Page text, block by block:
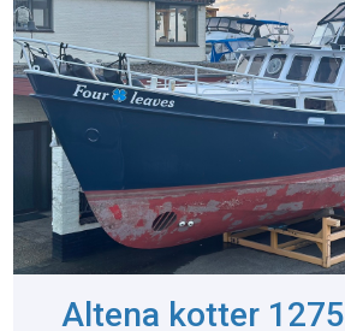
Altena kotter 1275